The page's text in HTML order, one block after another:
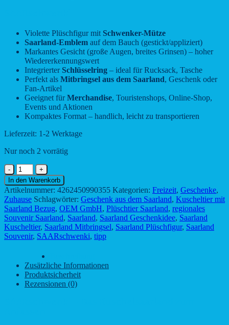
Violette Plüschfigur mit Schwenker-Mütze
Saarland-Emblem auf dem Bauch (gestickt/appliziert)
Markantes Gesicht (große Augen, breites Grinsen) – hoher
Wiedererkennungswert
Integrierter Schlüsselring – ideal für Rucksack, Tasche
Perfekt als Mitbringsel aus dem Saarland, Geschenk oder
Fan-Artikel
Geeignet fürMerchandise, Touristenshops, Online-Shop,
Events und Aktionen
Kompaktes Format – handlich, leicht zu transportieren
Lieferzeit: 1-2 Werktage
Nur noch 2 vorrätig
SAARschwenki
-
Das
Kuschelsaarland
zum
Anfassen
Menge
In den Warenkorb
Artikelnummer: 4262450990355 Kategorien: Freizeit, Geschenke,
Zuhause Schlagwörter: Geschenk aus dem Saarland, Kuscheltier mit
Saarland Bezug, OEM GmbH, Plüschtier Saarland, regionales
Souvenir Saarland, Saarland, Saarland Geschenkidee, Saarland
Kuscheltier, Saarland Mitbringsel, Saarland Plüschfigur, Saarland
Souvenir, SAARschwenki, tipp
Zusätzliche Informationen
Produktsicherheit
Rezensionen (0)